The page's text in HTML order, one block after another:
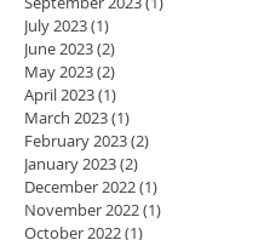
July 2023(1)
June 2023(2)
May 2023(2)
April 2023(1)
March 2023(1)
February 2023(2)
January 2023(2)
December 2022(1)
November 2022(1)
October 2022(1)